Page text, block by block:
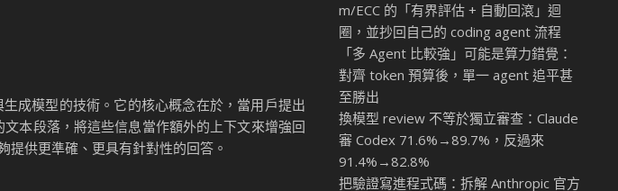
成模型的技術。它的核心概念在於，當用戶提出
本段落，將這些信息當作額外的上下文來增強回
供更準確、更具有針對性的回答。
m/ECC 的「有界評估 + 自動回滾」迴
圈，並抄回自己的 coding agent 流程
「多 Agent 比較強」可能是算力錯覺：
對齊 token 預算後，單一 agent 追平甚
至勝出
換模型 review 不等於獨立審查：Claude
審 Codex 71.6%→89.7%，反過來
91.4%→82.8%
把驗證寫進程式碼：拆解 Anthropic 官方